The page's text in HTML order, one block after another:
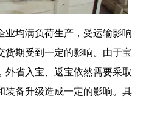
业均满负荷生产，受运输影响
货期受到一定的影响。由于宝
外省入宝、返宝依然需要采取
装备升级造成一定的影响。具